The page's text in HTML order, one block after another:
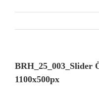
BRH_25_003_Slider
1100x500px